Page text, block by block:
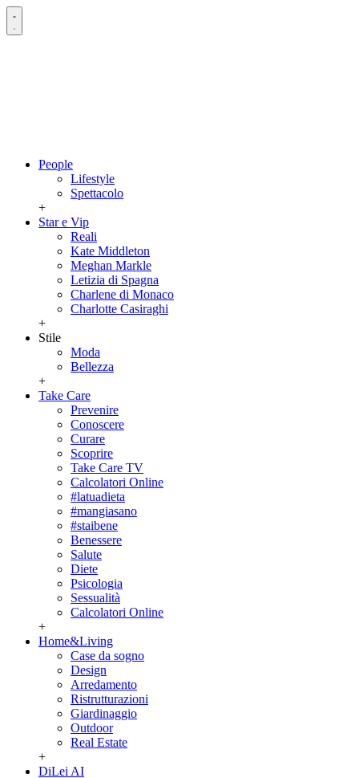
People
Lifestyle
Spettacolo
+
Star e Vip
Reali
Kate Middleton
Meghan Markle
Letizia di Spagna
Charlene di Monaco
Charlotte Casiraghi
+
Stile
Moda
Bellezza
+
Take Care
Prevenire
Conoscere
Curare
Scoprire
Take Care TV
Calcolatori Online
#latuadieta
#mangiasano
#staibene
Benessere
Salute
Diete
Psicologia
Sessualità
Calcolatori Online
+
Home&Living
Case da sogno
Design
Arredamento
Ristrutturazioni
Giardinaggio
Outdoor
Real Estate
+
DiLei AI